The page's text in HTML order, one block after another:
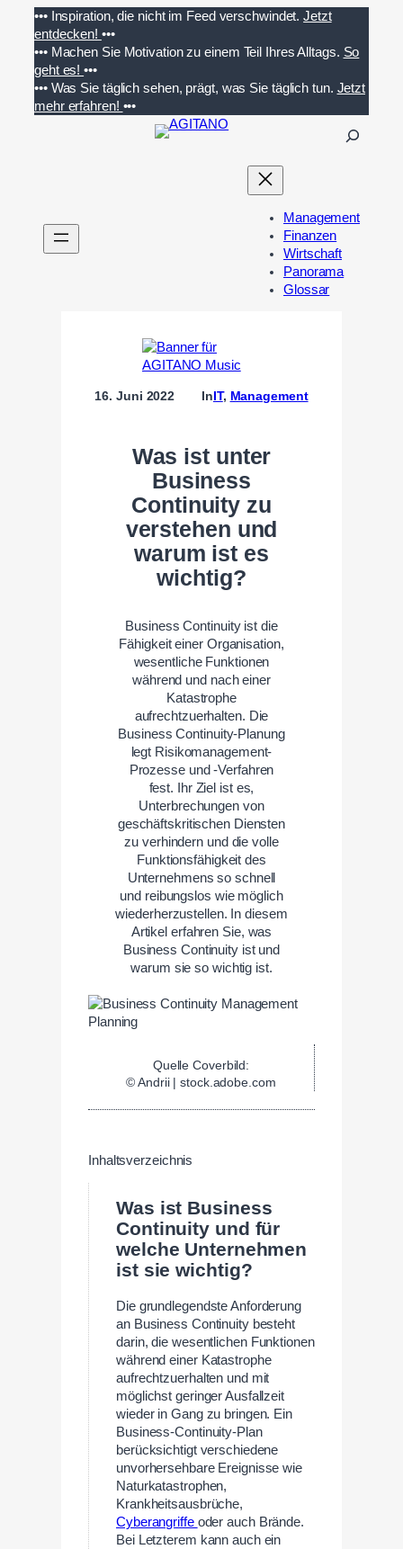
Inhalt
springen
••• Inspiration, die nicht im Feed verschwindet. Jetzt
entdecken! •••
••• Machen Sie Motivation zu einem Teil Ihres Alltags. So
geht es!•••
••• Was Sie täglich sehen, prägt, was Sie täglich tun. Jetzt
mehr erfahren! •••
n
Management
Finanzen
Wirtschaft
Panorama
Glossar
16. Juni 2022 InIT, Management
Was ist unter
Business
Continuity zu
verstehen und
warum ist es
wichtig?
Business Continuity ist die
Fähigkeit einer Organisation,
wesentliche Funktionen
während und nach einer
Katastrophe
aufrechtzuerhalten. Die
Business Continuity-Planung
legt Risikomanagement-
Prozesse und -Verfahren
fest. Ihr Ziel ist es,
Unterbrechungen von
geschäftskritischen Diensten
zu verhindern und die volle
Funktionsfähigkeit des
Unternehmens so schnell
und reibungslos wie möglich
wiederherzustellen. In diesem
Artikel erfahren Sie, was
Business Continuity ist und
warum sie so wichtig ist.
Quelle Coverbild:
© Andrii | stock.adobe.com
Inhaltsverzeichnis
Was ist Business
Continuity und für
welche Unternehmen
ist sie wichtig?
Die grundlegendste Anforderung
an Business Continuity besteht
darin, die wesentlichen Funktionen
während einer Katastrophe
aufrechtzuerhalten und mit
möglichst geringer Ausfallzeit
wieder in Gang zu bringen. Ein
Business-Continuity-Plan
berücksichtigt verschiedene
unvorhersehbare Ereignisse wie
Naturkatastrophen,
Krankheitsausbrüche,
Cyberangriffe oder auch Brände.
Bei Letzterem kann auch ein